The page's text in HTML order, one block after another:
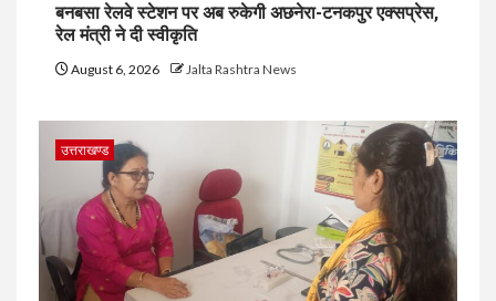
बनबसा रेलवे स्टेशन पर अब रुकेगी अछनेरा-टनकपुर एक्सप्रेस,
रेल मंत्री ने दी स्वीकृति
August 6, 2026 Jalta Rashtra News
उत्तराखण्ड